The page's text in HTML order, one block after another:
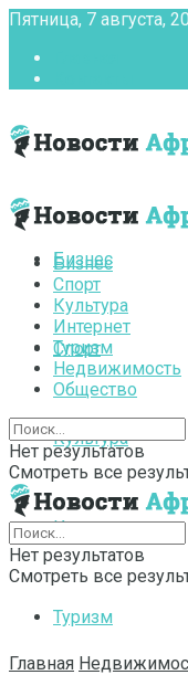
Пятница, 7 августа,
Бизнес
Спорт
Культура
Интернет
Туризм
Бизнес
Спорт
Культура
Интернет
Туризм
Недвижимость
Общество
Нет результатов
Смотреть все
Нет результатов
Смотреть все
Главная